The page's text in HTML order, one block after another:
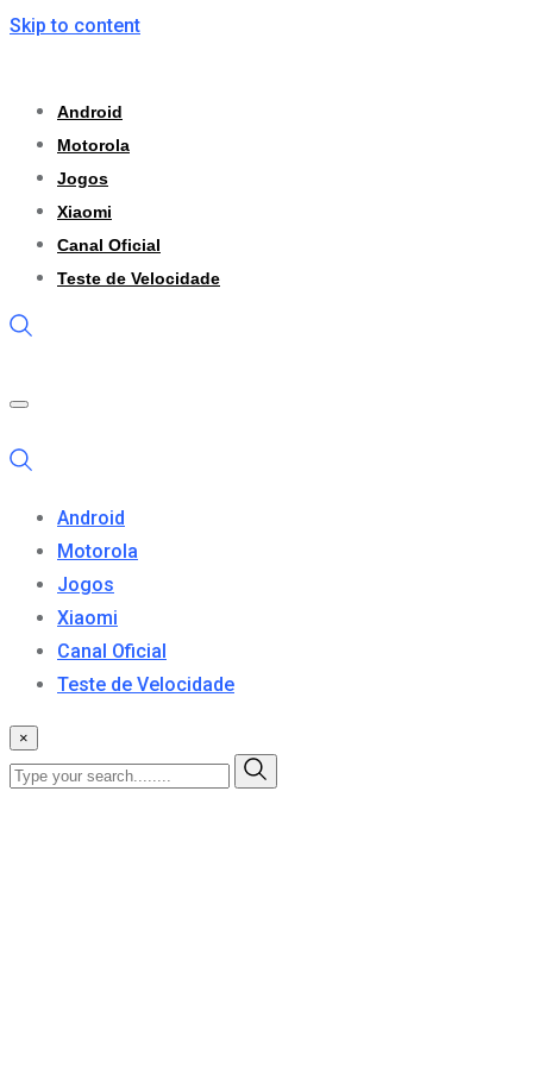
Skip to content
Android
Motorola
Jogos
Xiaomi
Canal Oficial
Teste de Velocidade
Android
Motorola
Jogos
Xiaomi
Canal Oficial
Teste de Velocidade
×